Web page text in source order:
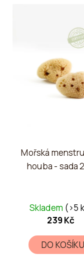
Mořská
houba - sada
Skladem (>5
239 Kč
DO KOŠÍKU